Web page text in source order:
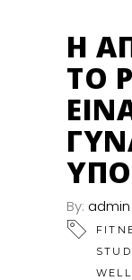
Η
ΤΟ
By: admin